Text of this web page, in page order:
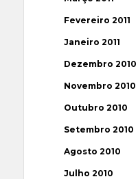
Fevereiro 2011
Janeiro 2011
Dezembro 2010
Novembro 2010
Outubro 2010
Setembro 2010
Agosto 2010
Julho 2010